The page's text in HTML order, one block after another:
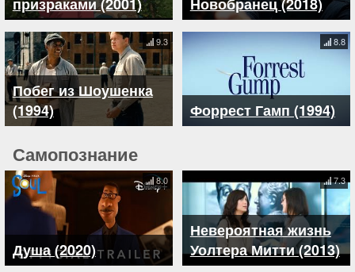
Побег из Шоушенка
(1994)
9.3
Форрест Гамп (1994)
8.8
Самопознание
Душа (2020)
8.0
Невероятная жизнь
Уолтера Митти (2013)
7.3